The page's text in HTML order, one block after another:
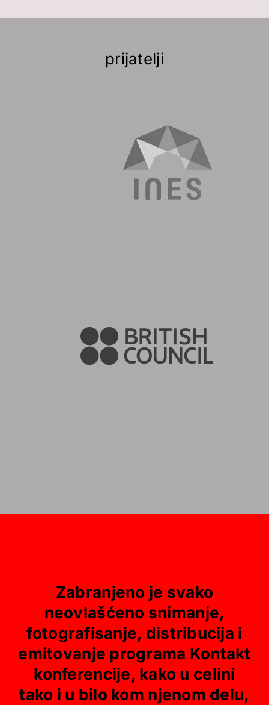
prijatelji
Zabranjeno je svako
neovlašćeno snimanje,
fotografisanje, distribucija i
emitovanje programa Kontakt
konferencije, kako u celini
tako i u bilo kom njenom delu,